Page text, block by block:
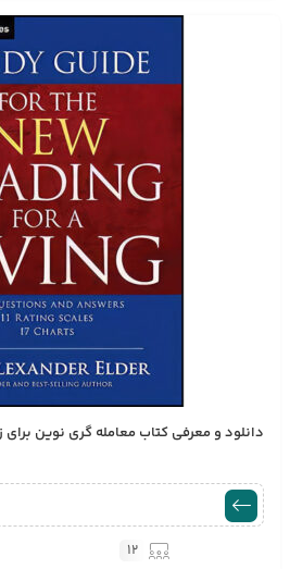
دانلود و معرفی کتاب معامله گری نوین برای
12